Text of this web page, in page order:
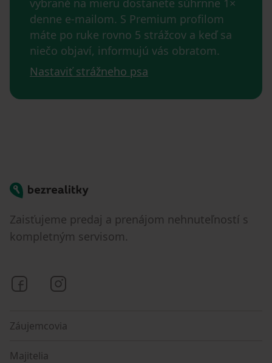
vybrané na mieru dostanete súhrnne 1×
denne e-mailom. S Premium profilom
máte po ruke rovno 5 strážcov a keď sa
niečo objaví, informujú vás obratom.
Nastaviť strážneho psa
Bezrealitky
Zaisťujeme predaj a prenájom nehnuteľností s
kompletným servisom.
Bezrealitky na Facebooku
Záujemcovia
Majitelia